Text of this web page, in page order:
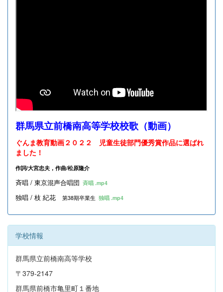
群馬県立前橋南高等学校校歌（動画）
ぐんま教育動画２０２２ 児童生徒部門優秀賞作品に選ばれ
ました！
作詞/大宮忠夫，作曲/松原隆介
斉唱 / 東京混声合唱団 斉唱 .mp4
独唱 / 枝 紀花 第38期卒業生 独唱 .mp4
学校情報
群馬県立前橋南高等学校
〒379-2147
群馬県前橋市亀里町１番地